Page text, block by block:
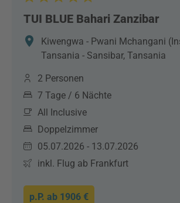
TUI BLUE Bahari Zanzibar
Kiwengwa - Pwani Mchangani
Tansania - Sansibar, Tansania
2 Personen
7 Tage / 6 Nächte
All Inclusive
Doppelzimmer
05.07.2026 - 13.07.2026
inkl. Flug ab Frankfurt
p.P. ab 1906 €